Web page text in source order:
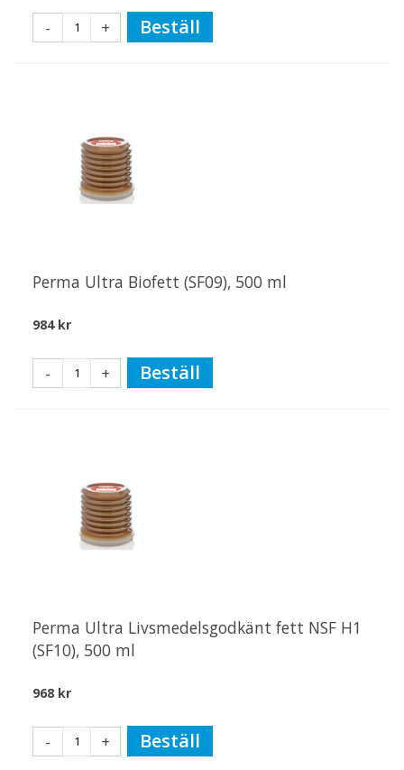
- + Beställ
Perma Ultra Biofett (SF09), 500 ml
984 kr
- + Beställ
Perma Ultra Livsmedelsgodkänt fett NSF H1
(SF10), 500 ml
968 kr
- + Beställ